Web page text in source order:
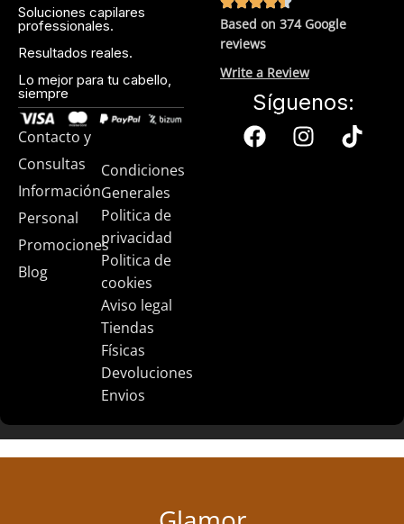
Soluciones capilares
professionales.
Resultados reales.
Lo mejor para tu cabello,
siempre
Contacto y
Consultas
Información
Personal
Promociones
Blog
Condiciones
Generales
Politica de
privacidad
Politica de
cookies
Aviso legal
Tiendas
Físicas
Devoluciones
Envios
Based on 374 Google
reviews
Write a Review
Síguenos: